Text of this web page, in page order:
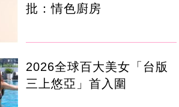
批：情色廚房
2026全球百大美女「台版
三上悠亞」首入圍